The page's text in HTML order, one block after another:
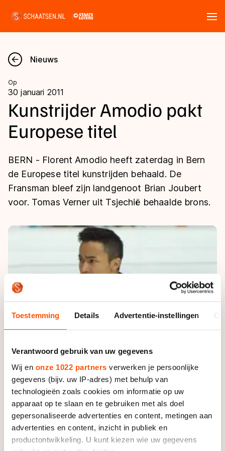
Toestemming Details Advertentie-instellingen
Verantwoord gebruik van uw gegevens
Wij en onze 1022 partners verwerken je persoonlijke
gegevens (bijv. uw IP-adres) met behulp van
technologieën zoals cookies om informatie op uw
apparaat op te slaan en te gebruiken met als doel
gepersonaliseerde advertenties en content, metingen aan
advertenties en content, inzicht in publiek en
productontwikkeling. U kunt kiezen wie uw gegevens
Nieuws
Kalender
Disciplines
Langebaan
Shorttrack
Inlineskaten
Kunstschaatsen
Uitslagen
Langebaan
Shorttrack
Tijden & historie
Persoonlijke records & tijden
Historie & statistiek
De weg op
Inschrijven wedstrijden
Algemene Nederlandse Schaatstijd
Deze zomer de weg op
Waar kan ik schaatsen en skaten?
Schaatsfans
Alles voor jou als schaatsfan
Evenementen
Tickets
Word schaatsfan!
Winacties
Olympische Spelen
Olympische Spelen
Medaillespiegel
Olympische uitslagen
Van Jong tot Goud verhalen
Nieuws
Op
30 januari 2011
Kunstrijder Amodio pakt
Europese titel
BERN - Florent Amodio heeft zaterdag in Bern
de Europese titel kunstrijden behaald. De
Fransman bleef zijn landgenoot Brian Joubert
voor. Tomas Verner uit Tsjechië behaalde brons.